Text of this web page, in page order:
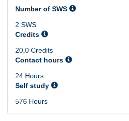
Number of SWS
2 SWS
Credits
20,0 Credits
Contact hours
24 Hours
Self study
576 Hours